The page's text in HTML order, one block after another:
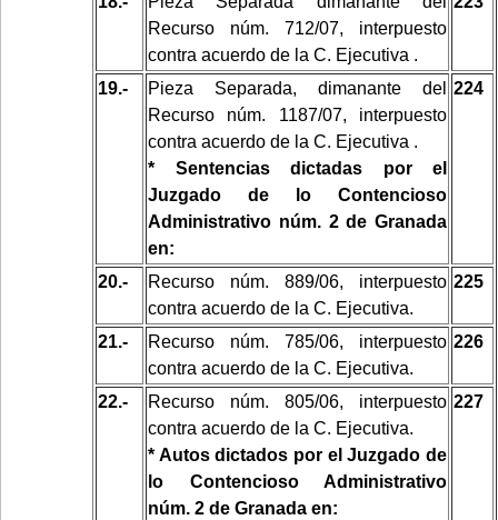
Recurso núm. 712/07, interpuesto
contra acuerdo de la C. Ejecutiva .
19.-
Pieza Separada, dimanante del
Recurso núm. 1187/07, interpuesto
contra acuerdo de la C. Ejecutiva .
* Sentencias dictadas por el
Juzgado de lo Contencioso
Administrativo núm. 2 de Granada
en:
224
20.-
Recurso núm. 889/06, interpuesto
contra acuerdo de la C. Ejecutiva.
225
21.-
Recurso núm. 785/06, interpuesto
contra acuerdo de la C. Ejecutiva.
226
22.-
Recurso núm. 805/06, interpuesto
contra acuerdo de la C. Ejecutiva.
* Autos dictados por el Juzgado de
lo Contencioso Administrativo
núm. 2 de Granada en:
227